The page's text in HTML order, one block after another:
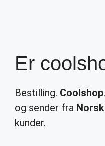
Er
Bestilling. Coolshop
og sender fra Norsk
kunder.